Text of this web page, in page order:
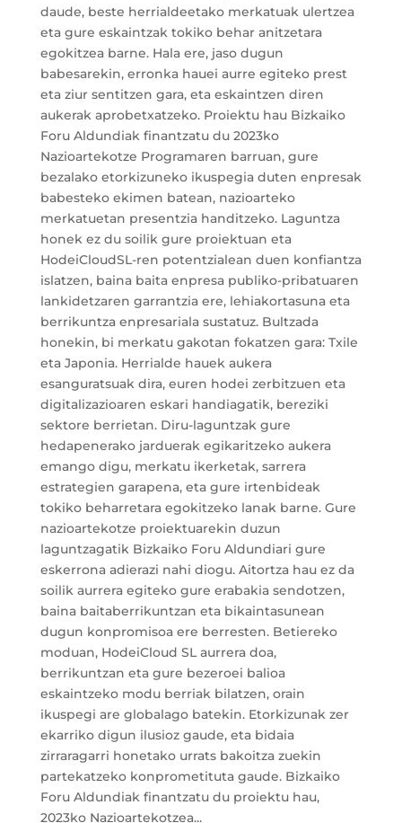
daude, beste herrialdeetako merkatuak ulertzea
eta gure eskaintzak tokiko behar anitzetara
egokitzea barne. Hala ere, jaso dugun
babesarekin, erronka hauei aurre egiteko prest
eta ziur sentitzen gara, eta eskaintzen diren
aukerak aprobetxatzeko. Proiektu hau Bizkaiko
Foru Aldundiak finantzatu du 2023ko
Nazioartekotze Programaren barruan, gure
bezalako etorkizuneko ikuspegia duten enpresak
babesteko ekimen batean, nazioarteko
merkatuetan presentzia handitzeko. Laguntza
honek ez du soilik gure proiektuan eta
HodeiCloudSL-ren potentzialean duen konfiantza
islatzen, baina baita enpresa publiko-pribatuaren
lankidetzaren garrantzia ere, lehiakortasuna eta
berrikuntza enpresariala sustatuz. Bultzada
honekin, bi merkatu gakotan fokatzen gara: Txile
eta Japonia. Herrialde hauek aukera
esanguratsuak dira, euren hodei zerbitzuen eta
digitalizazioaren eskari handiagatik, bereziki
sektore berrietan. Diru-laguntzak gure
hedapenerako jarduerak egikaritzeko aukera
emango digu, merkatu ikerketak, sarrera
estrategien garapena, eta gure irtenbideak
tokiko beharretara egokitzeko lanak barne. Gure
nazioartekotze proiektuarekin duzun
laguntzagatik Bizkaiko Foru Aldundiari gure
eskerrona adierazi nahi diogu. Aitortza hau ez da
soilik aurrera egiteko gure erabakia sendotzen,
baina baitaberrikuntzan eta bikaintasunean
dugun konpromisoa ere berresten. Betiereko
moduan, HodeiCloud SL aurrera doa,
berrikuntzan eta gure bezeroei balioa
eskaintzeko modu berriak bilatzen, orain
ikuspegi are globalago batekin. Etorkizunak zer
ekarriko digun ilusioz gaude, eta bidaia
zirraragarri honetako urrats bakoitza zuekin
partekatzeko konprometituta gaude. Bizkaiko
Foru Aldundiak finantzatu du proiektu hau,
2023ko Nazioartekotzea...